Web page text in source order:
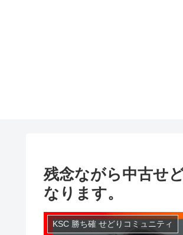
残念ながら中古せ
なります。
KSC 勝ち確 せどりコミュニティ